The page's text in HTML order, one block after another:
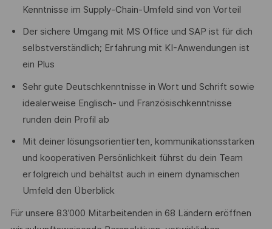
Kenntnisse im Supply-Chain-Umfeld sind von Vorteil
Der sichere Umgang mit MS Office und SAP ist für dich
selbstverständlich; Erfahrung mit KI-Anwendungen ist
ein Plus
Sehr gute Deutschkenntnisse in Wort und Schrift sowie
idealerweise Englisch- und Französischkenntnisse
runden dein Profil ab
Mit deiner lösungsorientierten, kommunikationsstarken
und kooperativen Persönlichkeit führst du dein Team
erfolgreich und behältst auch in einem dynamischen
Umfeld den Überblick
Für unsere 83’000 Mitarbeitenden in 68 Ländern eröffnen